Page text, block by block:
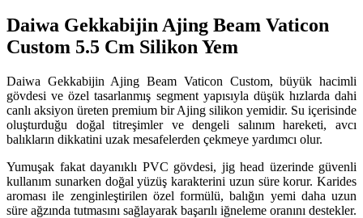
Daiwa Gekkabijin Ajing Beam Vaticon
Custom 5.5 Cm Silikon Yem
Daiwa Gekkabijin Ajing Beam Vaticon Custom, büyük hacimli
gövdesi ve özel tasarlanmış segment yapısıyla düşük hızlarda dahi
canlı aksiyon üreten premium bir Ajing silikon yemidir. Su içerisinde
oluşturduğu doğal titreşimler ve dengeli salınım hareketi, avcı
balıkların dikkatini uzak mesafelerden çekmeye yardımcı olur.
Yumuşak fakat dayanıklı PVC gövdesi, jig head üzerinde güvenli
kullanım sunarken doğal yüzüş karakterini uzun süre korur. Karides
aroması ile zenginleştirilen özel formülü, balığın yemi daha uzun
süre ağzında tutmasını sağlayarak başarılı iğneleme oranını destekler.